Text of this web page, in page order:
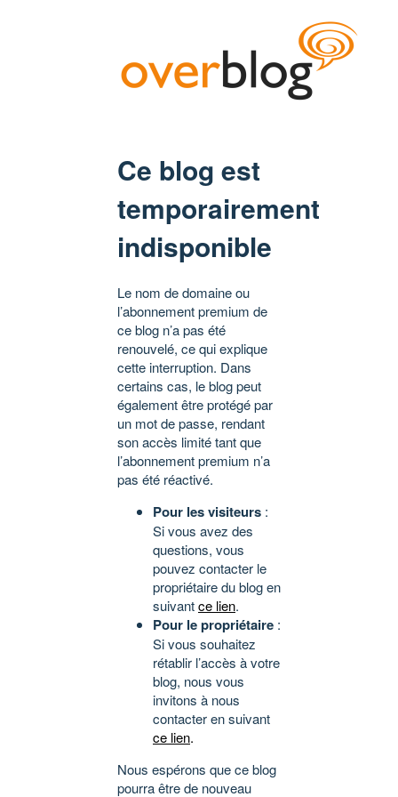
Ce blog est
temporairement
indisponible
Le nom de domaine ou
l’abonnement premium de
ce blog n’a pas été
renouvelé, ce qui explique
cette interruption. Dans
certains cas, le blog peut
également être protégé par
un mot de passe, rendant
son accès limité tant que
l’abonnement premium n’a
pas été réactivé.
Pour les visiteurs :
Si vous avez des
questions, vous
pouvez contacter le
propriétaire du blog en
suivantce lien.
Pour le propriétaire :
Si vous souhaitez
rétablir l’accès à votre
blog, nous vous
invitons à nous
contacter en suivant
ce lien.
Nous espérons que ce blog
pourra être de nouveau